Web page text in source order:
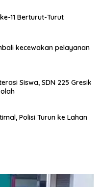
11 Berturut-Turut
kecewakan pelayanan
Siswa, SDN 225 Gresik
Polisi Turun ke Lahan